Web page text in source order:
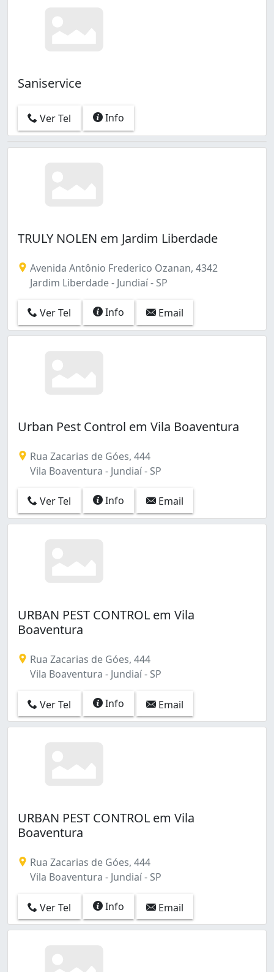
Saniservice
Ver Tel Info
TRULY NOLEN em Jardim Liberdade
Avenida Antônio Frederico Ozanan, 4342
Jardim Liberdade - Jundiaí - SP
Ver Tel Info Email
Urban Pest Control em Vila Boaventura
Rua Zacarias de Góes, 444
Vila Boaventura - Jundiaí - SP
Ver Tel Info Email
URBAN PEST CONTROL em Vila
Boaventura
Rua Zacarias de Góes, 444
Vila Boaventura - Jundiaí - SP
Ver Tel Info Email
URBAN PEST CONTROL em Vila
Boaventura
Rua Zacarias de Góes, 444
Vila Boaventura - Jundiaí - SP
Ver Tel Info Email